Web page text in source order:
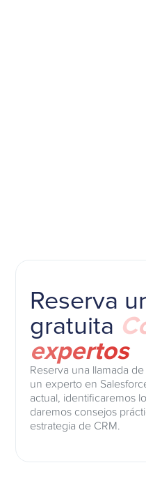
Reserva
gratuita
expertos
Reserva una llamada
un experto en
actual, identificaremos
daremos consejos
estrategia de CRM.